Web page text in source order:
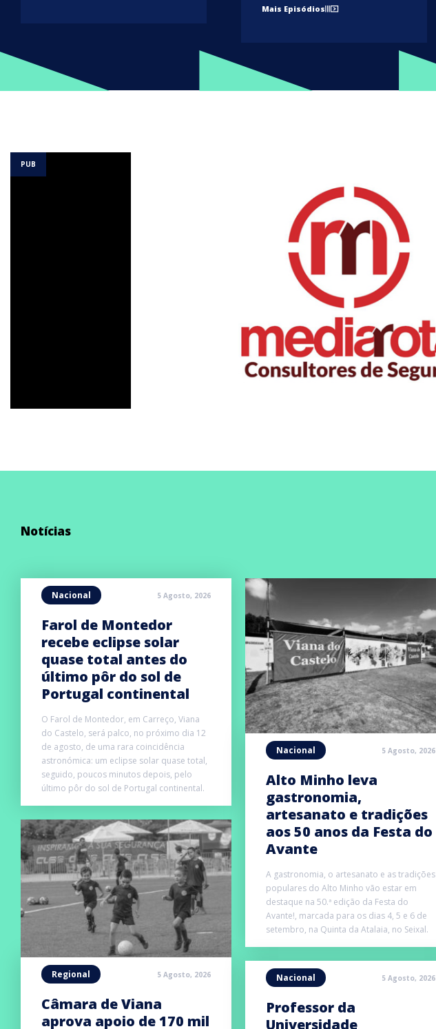
Mais Episódios
Notícias
Nacional 5 Agosto, 2026
Farol de Montedor
recebe eclipse solar
quase total antes do
último pôr do sol de
Portugal continental
O Farol de Montedor, em Carreço, Viana
do Castelo, será palco, no próximo dia 12
de agosto, de uma rara coincidência
astronómica: um eclipse solar quase total,
seguido, poucos minutos depois, pelo
último pôr do sol de Portugal continental.
Regional 5 Agosto, 2026
Câmara de Viana
aprova apoio de 170 mil
Nacional 5 Agosto, 2026
Alto Minho leva
gastronomia,
artesanato e tradições
aos 50 anos da Festa do
Avante
A gastronomia, o artesanato e as tradições
populares do Alto Minho vão estar em
destaque na 50.ª edição da Festa do
Avante!, marcada para os dias 4, 5 e 6 de
setembro, na Quinta da Atalaia, no Seixal.
Nacional 5 Agosto, 2026
Professor da
Universidade